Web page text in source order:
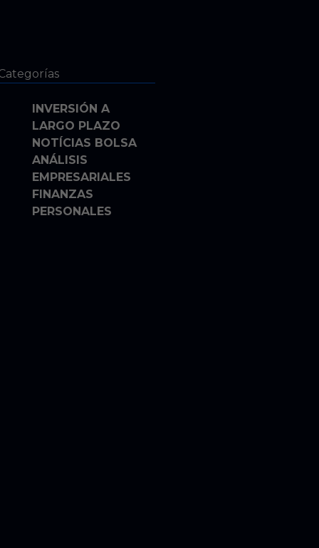
INVERSIÓN A
LARGO PLAZO
NOTÍCIAS BOLSA
ANÁLISIS
EMPRESARIALES
FINANZAS
PERSONALES